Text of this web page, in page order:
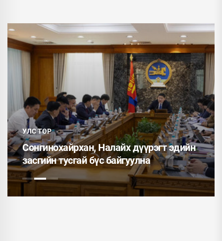
УЛС ТӨР
Сонгинохайрхан, Налайх дүүрэгт эдийн
засгийн тусгай бүс байгуулна